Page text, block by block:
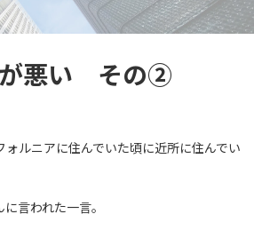
悪い その②
ルニアに住んでいた頃に近所に住んでい
言われた一言。